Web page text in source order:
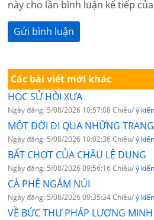
này cho lần bình luận kế tiếp
Các bài viết mới khác
HỌC SỬ HỒI XƯA
Ngày đăng: 5/08/2026 10:57:08 Chiều/ý
MỘT ĐỜI ĐI QUA NHỮNG
Ngày đăng: 5/08/2026 10:02:36 Chiều/ý
BẤT CHỢT CỦA CHÂU LỆ DUNG
Ngày đăng: 5/08/2026 09:56:16 Chiều/ý
CÀ PHÊ NGẮM NÚI
Ngày đăng: 5/08/2026 09:35:34 Chiều/ý
VỀ BỨC THƯ PHÁP LƯƠNG